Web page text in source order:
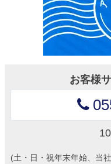
お客様
(土・日・祝年末年始、当